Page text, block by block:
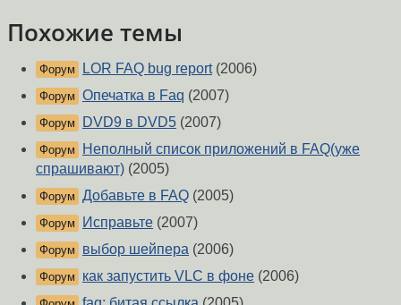
Похожие темы
Форум LOR FAQ bug report(2006)
Форум Опечатка в Faq (2007)
Форум DVD9 в DVD5 (2007)
Форум
Неполный список приложений в FAQ(уже
спрашивают) (2005)
Форум Добавьте в FAQ (2005)
Форум Исправьте (2007)
Форум выбор шейпера (2006)
Форум как запустить VLC в фоне (2006)